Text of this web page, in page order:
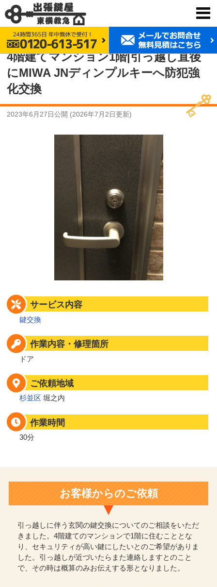
鍵交換 東横救急 事例紹介 4階建てマンション1階|引っ越し直後にMIWA JNディンプルキーへ防犯強化交換
4階建てマンション1階|引っ越し直後
にMIWA JNディンプルキーへ防犯強
化交換
2023年6月27日公開 (2026年7月2日更新)
サービス内容
鍵交換
作業内容・修理箇所
ドア
ご依頼地域
杉並区 堀之内
作業時間
30分
お客様からのご依頼
引っ越しに伴う玄関の鍵交換についてのご相談をいただ
きました。4階建てのマンションで1階に住むこととな
り、セキュリティが高い鍵にしたいとのご希望がありま
した。引っ越しが近づいたらまた連絡しますとのこと
で、その時は概算のみお伝えする形となりました。